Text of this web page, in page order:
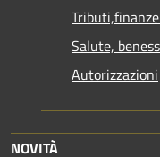
Salute,
Autorizzazioni
NOVITÀ